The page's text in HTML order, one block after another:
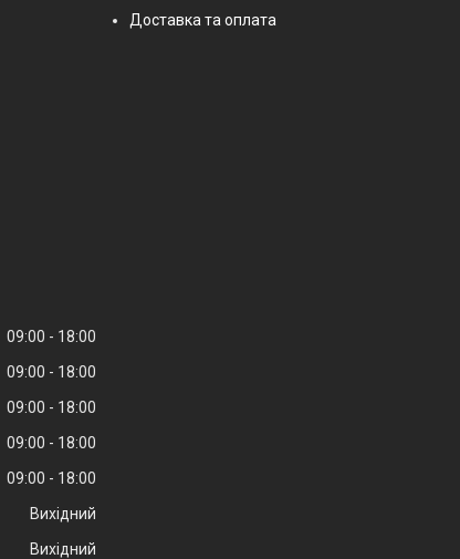
Доставка та оплата
09:00
18:00
09:00
18:00
09:00
18:00
09:00
18:00
09:00
18:00
Вихідний
Вихідний